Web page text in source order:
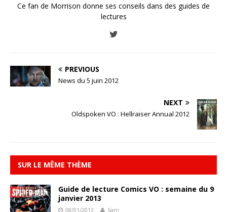
Ce fan de Morrison donne ses conseils dans des guides de
lectures
PREVIOUS
News du 5 juin 2012
NEXT
Oldspoken VO : Hellraiser Annual 2012
SUR LE MÊME THÈME
Guide de lecture Comics VO : semaine du 9
janvier 2013
08/01/2013 Sam